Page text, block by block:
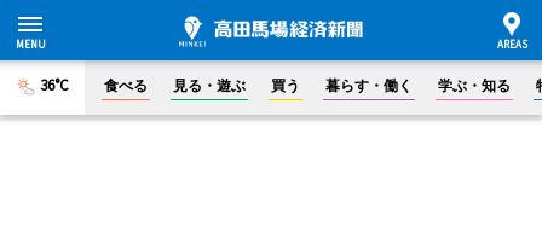
36°C 食べる 見る・遊ぶ 買う 暮らす・働く 学ぶ・知る